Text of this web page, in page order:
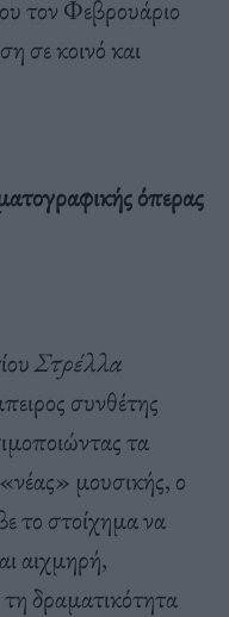
τον Φεβρουάριο
σε κοινό και
όπερας
Στρέλλα
συνθέτης
τα
μουσικής, ο
το στοίχημα να
αιχμηρή,
δραματικότητα